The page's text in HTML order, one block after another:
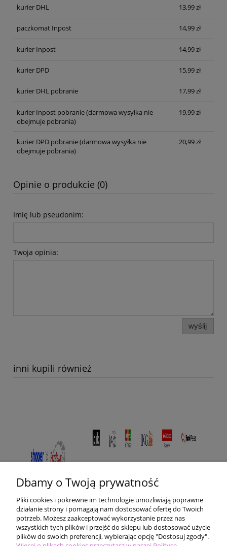
kurier DHL 13,99 zł
paczkomat Inpost 14,99 zł
kurier Inpost 14,99 zł
kurier DPD 15,99 zł
kurier DHL pobranie 17,99 zł
kurier Inpost pobranie(darmowa wysyłka nie
obejmuje pobrania)
19,99 zł
kurier DPD pobranie(darmowa wysyłka nie
obejmuje pobrania)
20,99 zł
Opinie o produkcie (0)
Imię lub pseudonim:
Twoja opinia:
wyślij
inni kupili również
Pomoc
Dbamy o Twoją prywatność
Pliki cookies i pokrewne im technologie umożliwiają poprawne
działanie strony i pomagają nam dostosować ofertę do Twoich
potrzeb. Możesz zaakceptować wykorzystanie przez nas
wszystkich tych plików i przejść do sklepu lub dostosować użycie
plików do swoich preferencji, wybierając opcję "Dostosuj zgody".